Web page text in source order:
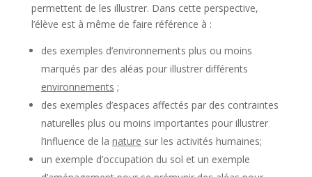
permettent de les illustrer. Dans cette perspective,
l’élève est à même de faire référence à :
des exemples d’environnements plus ou moins
marqués par des aléas pour illustrer différents
environnements ;
des exemples d’espaces affectés par des contraintes
naturelles plus ou moins importantes pour illustrer
l’influence de la nature sur les activités humaines;
un exemple d’occupation du sol et un exemple